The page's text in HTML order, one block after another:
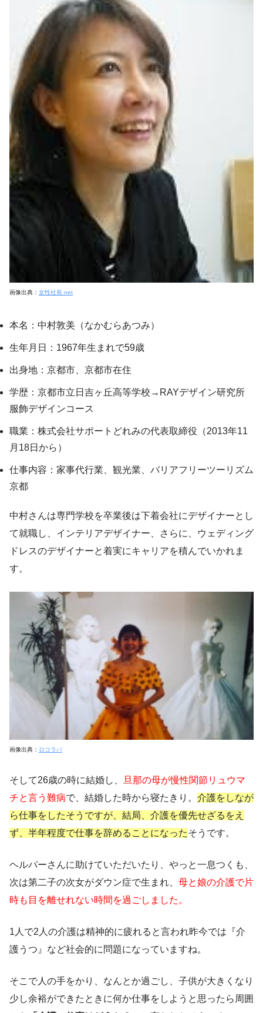
画像出典： 女性社長.net
本名：中村敦美（なかむらあつみ）
生年月日：1967年生まれで59歳
出身地：京都市、京都市在住
学歴：京都市立日吉ヶ丘高等学校→RAYデザイン研究所
服飾デザインコース
職業：株式会社サポートどれみの代表取締役（2013年11
月18日から）
仕事内容：家事代行業、観光業、バリアフリーツーリズム
京都
中村さんは専門学校を卒業後は下着会社にデザイナーとし
て就職し、インテリアデザイナー、さらに、ウェディング
ドレスのデザイナーと着実にキャリアを積んでいかれま
す。
画像出典： ロコラバ
そして26歳の時に結婚し、 旦那の母が慢性関節リュウマ
チと言う難病で、結婚した時から寝たきり。 介護をしなが
ら仕事をしたそうですが、結局、介護を優先せざるをえ
ず、半年程度で仕事を辞めることになったそうです。
ヘルパーさんに助けていただいたり、やっと一息つくも、
次は第二子の次女がダウン症で生まれ、 母と娘の介護で片
時も目を離せれない時間を過ごしました。
1人で2人の介護は精神的に疲れると言われ昨今では『介
護うつ』など社会的に問題になっていますね。
そこで人の手をかり、なんとか過ごし、子供が大きくなり
少し余裕ができたときに何か仕事をしようと思ったら周囲